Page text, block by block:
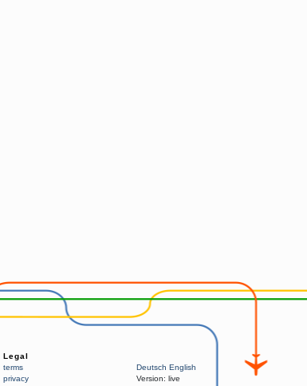
Legal
terms
privacy
Deutsch English
Version: live